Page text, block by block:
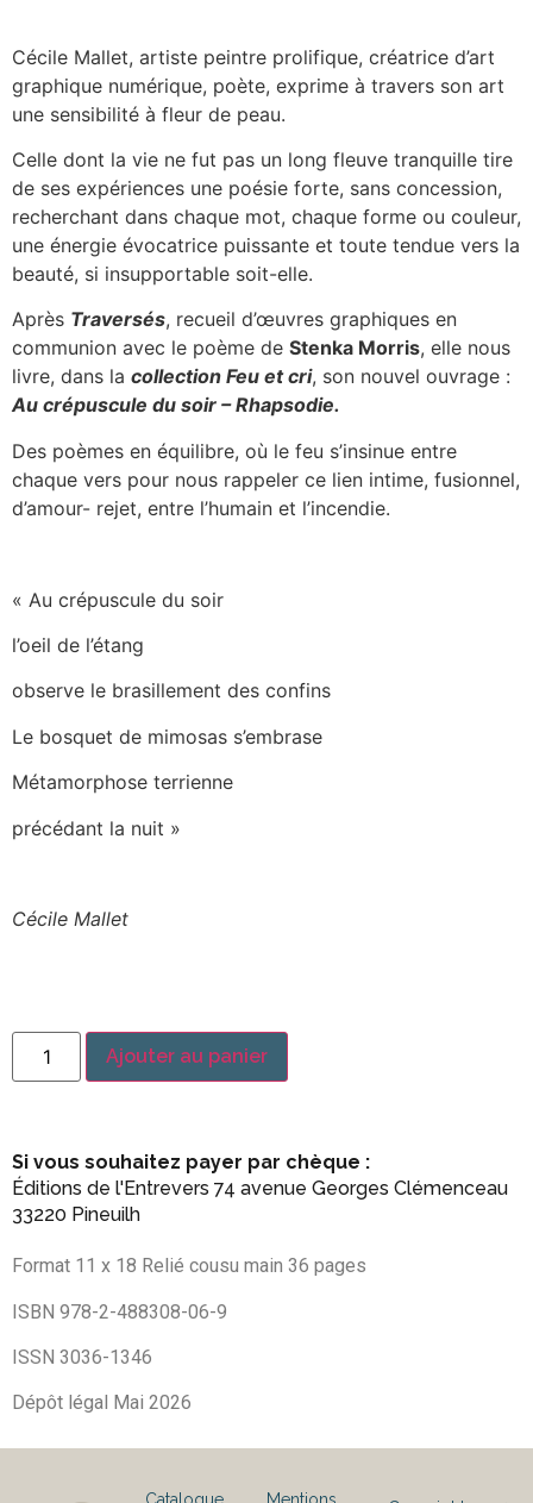
Cécile Mallet, artiste peintre prolifique, créatrice d’art
graphique numérique, poète, exprime à travers son art
une sensibilité à fleur de peau.
Celle dont la vie ne fut pas un long fleuve tranquille tire
de ses expériences une poésie forte, sans concession,
recherchant dans chaque mot, chaque forme ou couleur,
une énergie évocatrice puissante et toute tendue vers la
beauté, si insupportable soit-elle.
Après Traversés, recueil d’œuvres graphiques en
communion avec le poème de Stenka Morris, elle nous
livre, dans la collection Feu et cri, son nouvel ouvrage :
Au crépuscule du soir – Rhapsodie.
Des poèmes en équilibre, où le feu s’insinue entre
chaque vers pour nous rappeler ce lien intime, fusionnel,
d’amour- rejet, entre l’humain et l’incendie.
« Au crépuscule du soir
l’oeil de l’étang
observe le brasillement des confins
Le bosquet de mimosas s’embrase
Métamorphose terrienne
précédant la nuit »
Cécile Mallet
Ajouter au panier
Si vous souhaitez payer par chèque :
Éditions de l'Entrevers 74 avenue Georges Clémenceau
33220 Pineuilh
Format 11 x 18 Relié cousu main 36 pages
ISBN 978-2-488308-06-9
ISSN 3036-1346
Dépôt légal Mai 2026
Catalogue Mentions